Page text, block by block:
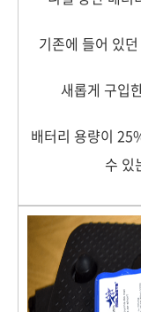
기존에 들어 있
새롭게 구입
배터리 용량이
수 있